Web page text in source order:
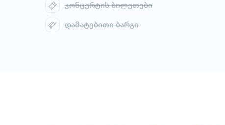
კონცერტის ბილეთები
დამატებითი ბარგი